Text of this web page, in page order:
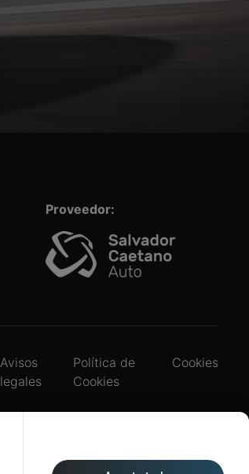
Proveedor:
Avisos
legales
Política de
Cookies
Cookies